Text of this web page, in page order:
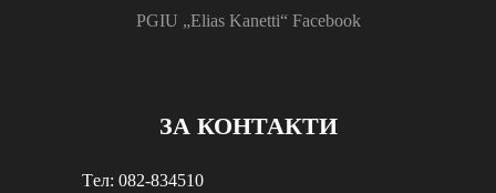
PGIU „Elias Kanetti“ Facebook
ЗА КОНТАКТИ
Tел: 082-834510